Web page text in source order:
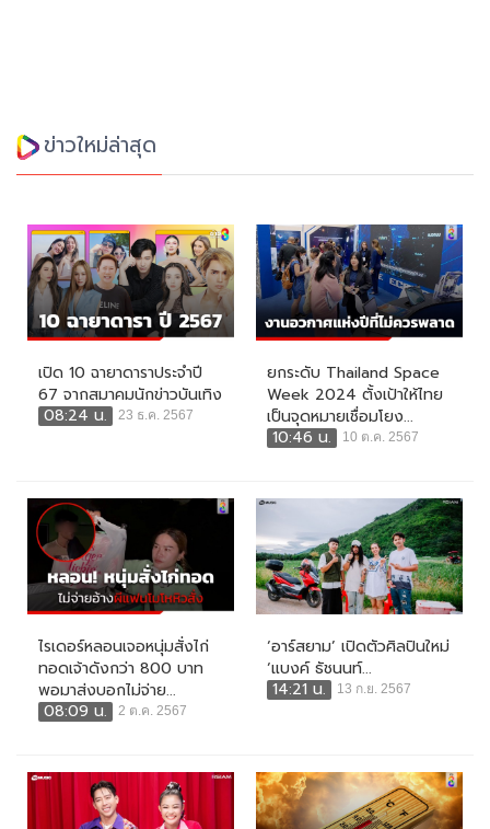
ข่าวใหม่ล่าสุด
เปิด 10 ฉายาดาราประจำปี
67 จากสมาคมนักข่าวบันเทิง
08:24 น.
23 ธ.ค. 2567
ยกระดับ Thailand Space
Week 2024 ตั้งเป้าให้ไทย
เป็นจุดหมายเชื่อมโยง...
10:46 น.
10 ต.ค. 2567
ไรเดอร์หลอนเจอหนุ่มสั่งไก่
ทอดเจ้าดังกว่า 800 บาท
พอมาส่งบอกไม่จ่าย...
08:09 น.
2 ต.ค. 2567
‘อาร์สยาม’ เปิดตัวศิลปินใหม่
‘แบงค์ ธัชนนท์...
14:21 น.
13 ก.ย. 2567